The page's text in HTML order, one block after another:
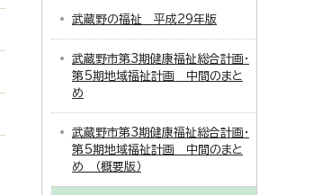
武蔵野の福祉 平成29年版
武蔵野市第3期健康福祉総合計画・
第5期地域福祉計画 中間のまと
め
武蔵野市第3期健康福祉総合計画・
第5期地域福祉計画 中間のまと
め （概要版）